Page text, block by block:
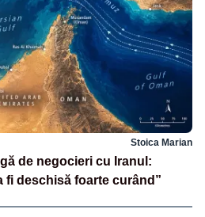
Stoica Marian
de negocieri cu Iranul:
fi deschisă foarte curând”